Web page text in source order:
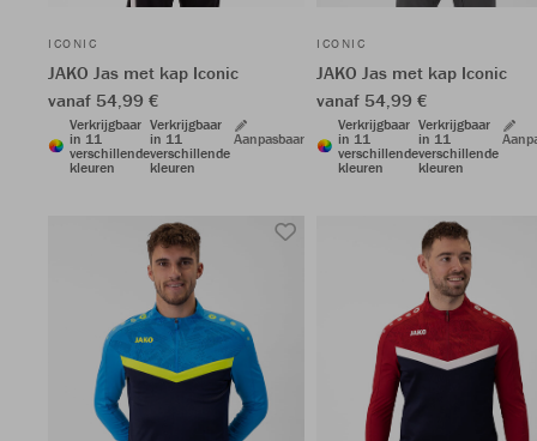
ICONIC
JAKO Jas met kap Iconic
vanaf 54,99 €
Verkrijgbaar
in 11
verschillende
kleuren
Verkrijgbaar
in 11
verschillende
kleuren
Aanpasbaar
ICONIC
JAKO Jas met kap Iconic
vanaf 54,99 €
Verkrijgbaar
in 11
verschillende
kleuren
Verkrijgbaar
in 11
verschillende
kleuren